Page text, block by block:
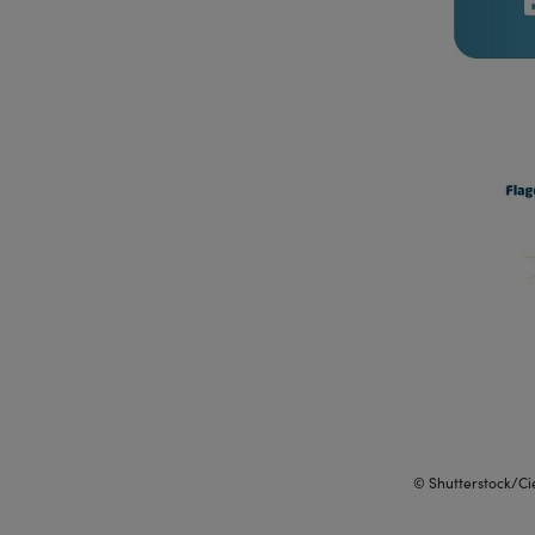
© Shutterstock/